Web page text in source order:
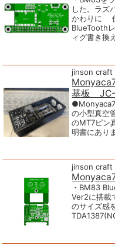
した。ラズ
かわりに
BlueTooth
ィグ書き換
jinson craft
基板
の小型真空
のMT7ピン
明書にあり
jinson craft
・BM83
Ver2に搭載
のサイズ感